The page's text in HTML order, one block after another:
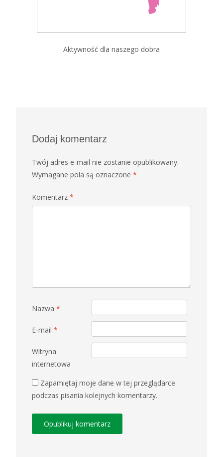
Aktywność dla naszego dobra
Dodaj komentarz
Twój adres e-mail nie zostanie opublikowany.
Wymagane pola są oznaczone *
Komentarz *
Nazwa *
E-mail *
Witryna
internetowa
Zapamiętaj moje dane w tej przeglądarce
podczas pisania kolejnych komentarzy.